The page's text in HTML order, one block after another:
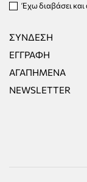
Έχω διαβάσει
ΣΎΝΔΕΣΗ
ΕΓΓΡΑΦΉ
ΑΓΑΠΗΜΈΝΑ
NEWSLETTER